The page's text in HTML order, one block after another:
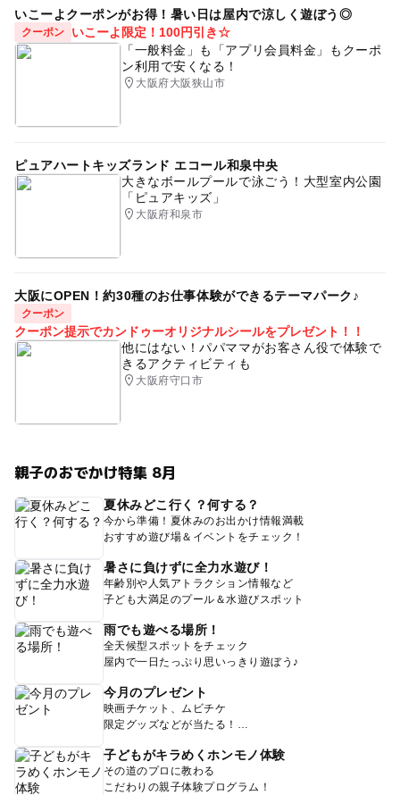
いこーよクーポンがお得！暑い日は屋内で涼しく遊ぼう◎
クーポン
いこーよ限定！100円引き☆
「一般料金」も「アプリ会員料金」もクーポ
ン利用で安くなる！
大阪府大阪狭山市
ピュアハートキッズランド エコール和泉中央
大きなボールプールで泳ごう！大型室内公園
「ピュアキッズ」
大阪府和泉市
大阪にOPEN！約30種のお仕事体験ができるテーマパーク♪
クーポン
クーポン提示でカンドゥーオリジナルシールをプレゼント！！
他にはない！パパママがお客さん役で体験で
きるアクティビティも
大阪府守口市
親子のおでかけ特集 8月
夏休みどこ行く？何する？
今から準備！夏休みのお出かけ情報満載
おすすめ遊び場＆イベントをチェック！
暑さに負けずに全力水遊び！
年齢別や人気アトラクション情報など
子ども大満足のプール＆水遊びスポット
雨でも遊べる場所！
全天候型スポットをチェック
屋内で一日たっぷり思いっきり遊ぼう♪
今月のプレゼント
映画チケット、ムビチケ
限定グッズなどが当たる！
子どもがキラめくホンモノ体験
その道のプロに教わる
こだわりの親子体験プログラム！